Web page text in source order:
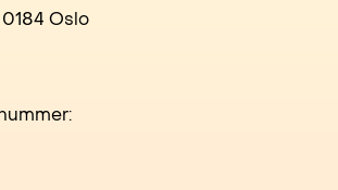
Oslo